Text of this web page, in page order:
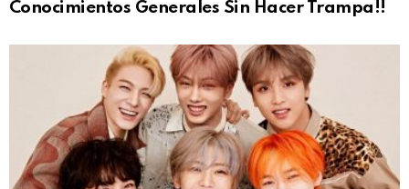
Conocimientos Generales Sin Hacer Trampa!!